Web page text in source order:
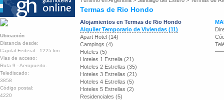
Termas de Rio Hondo
Ubicación
Distancia desde:
Capital Federal : 1225 km
Vias de acceso:
Ruta 9 - Aeropuerto.
Telediscado:
3858
Código postal:
4220
Alojamientos en Termas de Rio Hondo
Alquiler Temporario de Viviendas (11)
Apart Hotel (14)
Campings (4)
Hoteles (5)
Hoteles 1 Estrella (21)
Hoteles 2 Estrellas (35)
Hoteles 3 Estrellas (21)
Hoteles 4 Estrellas (5)
Hoteles 5 Estrellas (2)
Residenciales (5)